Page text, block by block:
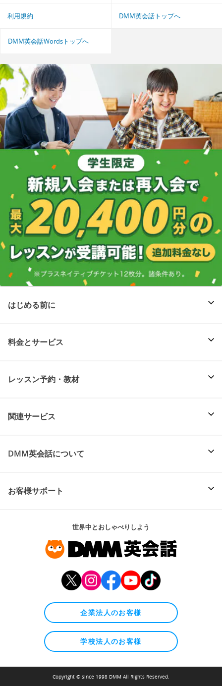
利用規約 DMM英会話トップへ
DMM英会話Wordsトップへ
はじめる前に
料金とサービス
レッスン予約・教材
関連サービス
DMM英会話について
お客様サポート
世界中とおしゃべりしよう
企業法人のお客様
学校法人のお客様
Copyright © since 1998 DMM All Rights Reserved.